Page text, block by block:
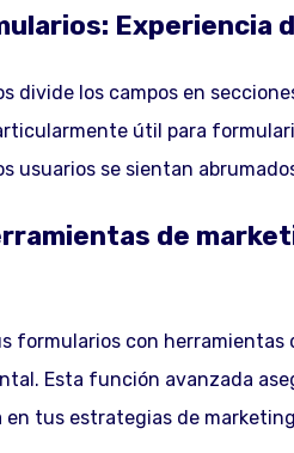
Experiencia
divide los campos en
útil para
usuarios se sientan
de
formularios con herramientas
Esta función avanzada
tus estrategias de